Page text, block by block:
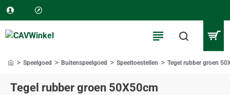
Tegel rubber groen 50X50cm
Speelgoed Buitenspeelgoed Speeltoestellen Tegel rubber groen